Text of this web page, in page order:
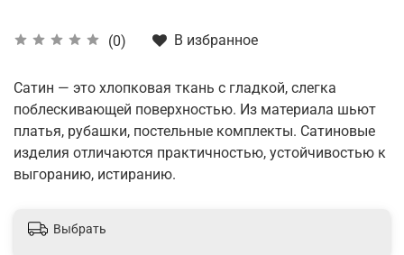
(0) В избранное
Сатин — это хлопковая ткань с гладкой, слегка
поблескивающей поверхностью. Из материала шьют
платья, рубашки, постельные комплекты. Сатиновые
изделия отличаются практичностью, устойчивостью к
выгоранию, истиранию.
Выбрать